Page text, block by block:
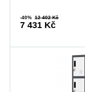
-40% 12 402 Kč
7 431 Kč